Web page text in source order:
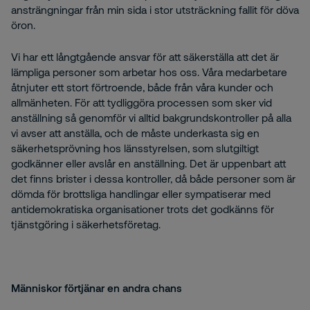
ansträngningar från min sida i stor utsträckning fallit för döva
öron.
Vi har ett långtgående ansvar för att säkerställa att det är
lämpliga personer som arbetar hos oss. Våra medarbetare
åtnjuter ett stort förtroende, både från våra kunder och
allmänheten. För att tydliggöra processen som sker vid
anställning så genomför vi alltid bakgrundskontroller på alla
vi avser att anställa, och de måste underkasta sig en
säkerhetsprövning hos länsstyrelsen, som slutgiltigt
godkänner eller avslår en anställning. Det är uppenbart att
det finns brister i dessa kontroller, då både personer som är
dömda för brottsliga handlingar eller sympatiserar med
antidemokratiska organisationer trots det godkänns för
tjänstgöring i säkerhetsföretag.
Människor förtjänar en andra chans